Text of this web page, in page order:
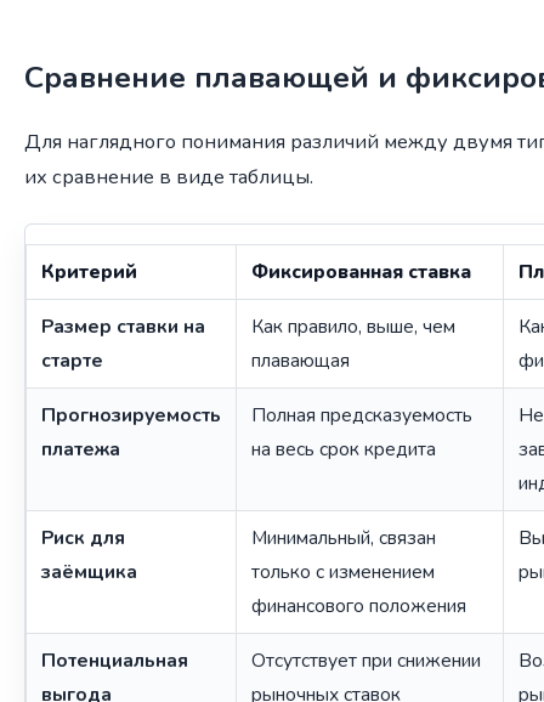
Сравнение плавающей и
Для наглядного понимания различий между двумя
их сравнение в виде таблицы.
Критерий Фиксированная ставка
Размер ставки на
старте
Как правило, выше, чем
плавающая
Прогнозируемость
платежа
Полная предсказуемость
на весь срок кредита
Риск для
заёмщика
Минимальный, связан
только с изменением
финансового положения
Потенциальная
выгода
Отсутствует при снижении
рыночных ставок